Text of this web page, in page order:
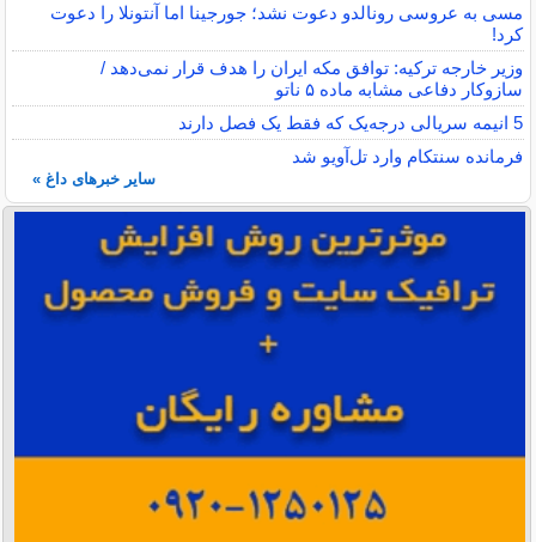
مسی به عروسی رونالدو دعوت نشد؛ جورجینا اما آنتونلا را دعوت
کرد!
وزیر خارجه ترکیه: توافق مکه ایران را هدف قرار نمی‌دهد /
سازوکار دفاعی مشابه ماده ۵ ناتو
5 انیمه سریالی درجه‌یک که فقط یک فصل دارند
فرمانده سنتکام وارد تل‌آویو شد
سایر خبرهای داغ »